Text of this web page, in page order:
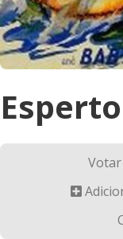
Votar